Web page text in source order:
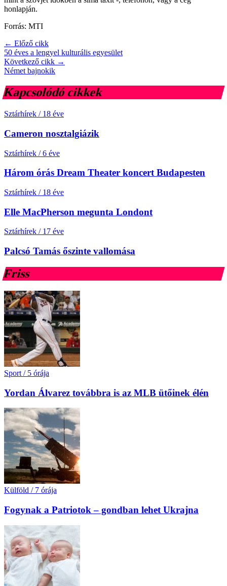
honlapján.
Forrás: MTI
← Előző cikk
50 éves a lengyel kulturális egyesület
Következő cikk →
Német bajnokik
Kapcsolódó cikkek
Sztárhírek / 18 éve
Cameron nosztalgiázik
Sztárhírek / 6 éve
Három órás Dream Theater koncert Budapesten
Sztárhírek / 18 éve
Elle MacPherson megunta Londont
Sztárhírek / 17 éve
Palcsó Tamás őszinte vallomása
Friss
Sport / 5 órája
Yordan Álvarez továbbra is az MLB ütőinek élén
Külföld / 7 órája
Fogynak a Patriotok – gondban lehet Ukrajna